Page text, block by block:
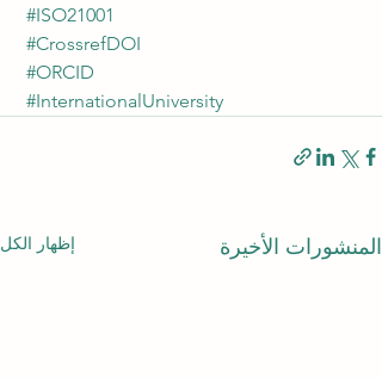
#ISO21001
#CrossrefDOI
#ORCID
#InternationalUniversity
المنشورات الأخيرة إظهار الكل